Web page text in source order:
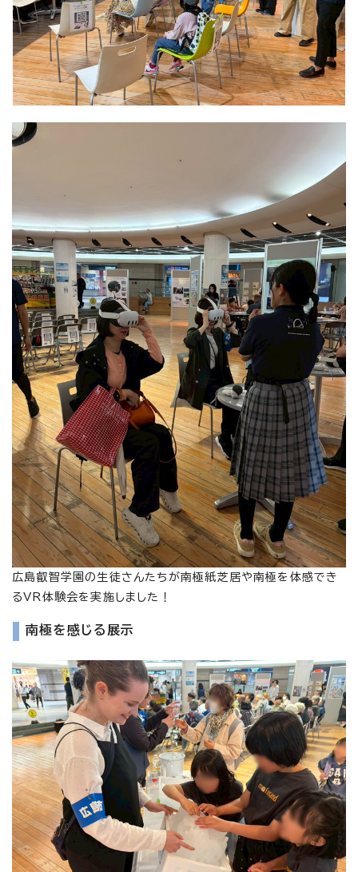
広島叡智学園の生徒さんたちが南極紙芝居や南極を体感でき
るVR体験会を実施しました！
南極を感じる展示